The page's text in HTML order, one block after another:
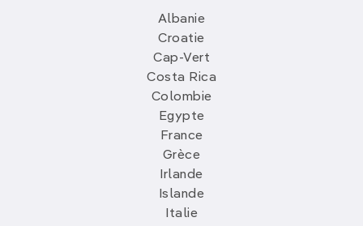
Albanie
Croatie
Cap-Vert
Costa Rica
Colombie
Egypte
France
Grèce
Irlande
Islande
Italie